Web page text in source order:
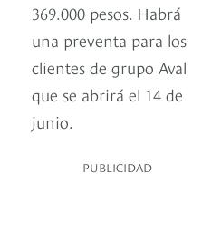
369.000 pesos. Habrá
una preventa para los
clientes de grupo Aval
que se abrirá el 14 de
junio.
PUBLICIDAD